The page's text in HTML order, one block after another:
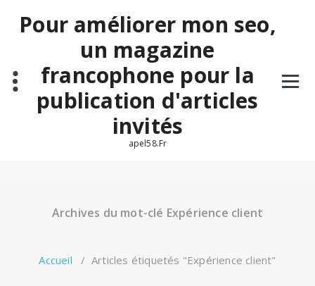
contenuPour améliorer mon seo,
un magazine
francophone pour la
publication d'articles
invités
apel58.Fr
Archives du mot-clé Expérience client
Accueil / Articles étiquetés "Expérience client"